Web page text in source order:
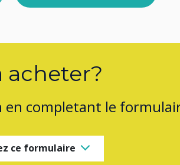
acheter?
en completant le
ce formulaire